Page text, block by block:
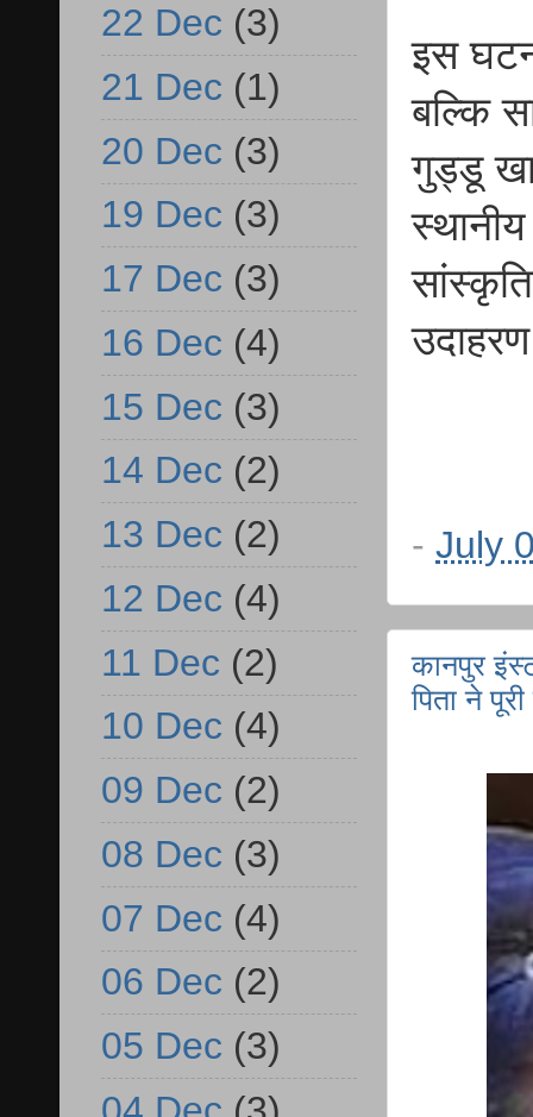
इस
बल्कि
गुड्डू
- July
कानपुर
पिता ने
22 Dec (3)
21 Dec (1)
20 Dec (3)
19 Dec (3)
17 Dec (3)
16 Dec (4)
15 Dec (3)
14 Dec (2)
13 Dec (2)
12 Dec (4)
11 Dec (2)
10 Dec (4)
09 Dec (2)
08 Dec (3)
07 Dec (4)
06 Dec (2)
05 Dec (3)